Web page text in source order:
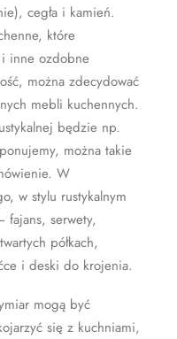
cegła i kamień.
które
i inne ozdobne
można zdecydować
mebli kuchennych.
będzie np.
można takie
W
w stylu rustykalnym
fajans, serwety,
półkach,
i deski do krojenia.
mogą być
się z kuchniami,